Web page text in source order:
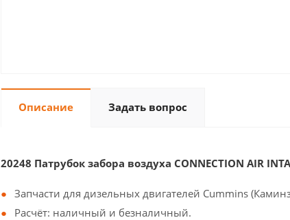
Описание Задать вопрос
20248 Патрубок забора воздуха CONNECTION AIR
Запчасти для дизельных двигателей Cummins
Расчёт: наличный и безналичный.